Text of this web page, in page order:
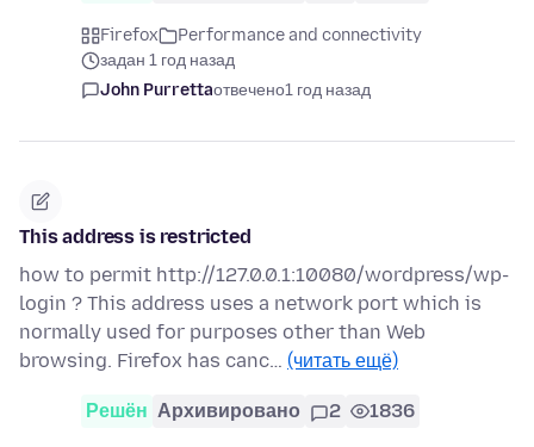
Firefox
Performance and connectivity
задан 1 год назад
John Purrettaотвечено1 год назад
This address is restricted
how to permit http://127.0.0.1:10080/wordpress/wp-
login ? This address uses a network port which is
normally used for purposes other than Web
browsing. Firefox has canc… (читать ещё)
Решён Архивировано 2 1836